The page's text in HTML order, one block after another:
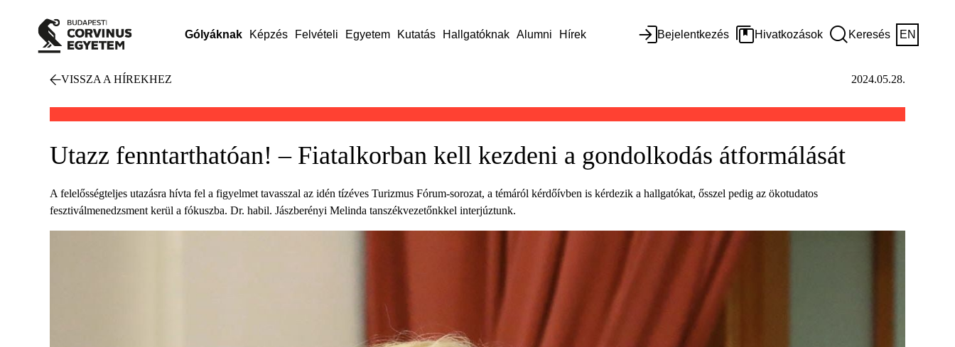
Gólyáknak Képzés Felvételi Egyetem Kutatás Hallgatóknak Alumni Hírek Bejelentkezés Hivatkozások Keresés EN
VISSZA A HÍREKHEZ 2024.05.28.
Utazz fenntarthatóan! – Fiatalkorban kell kezdeni a gondolkodás átformálását
A felelősségteljes utazásra hívta fel a figyelmet tavasszal az idén tízéves Turizmus Fórum-sorozat, a témáról kérdőívben is kérdezik a hallgatókat, ősszel pedig az ökotudatos
fesztiválmenedzsment kerül a fókuszba. Dr. habil. Jászberényi Melinda tanszékvezetőnkkel interjúztunk.